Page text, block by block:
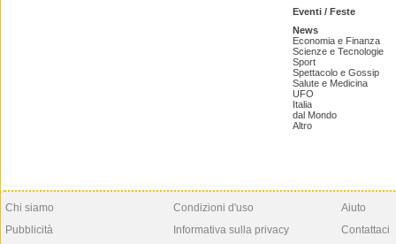
Eventi / Feste
News
Economia e Finanza
Scienze e Tecnologie
Sport
Spettacolo e Gossip
Salute e Medicina
UFO
Italia
dal Mondo
Altro
Chi siamo
Pubblicità
Condizioni d'uso
Informativa sulla privacy
Aiuto
Contattaci